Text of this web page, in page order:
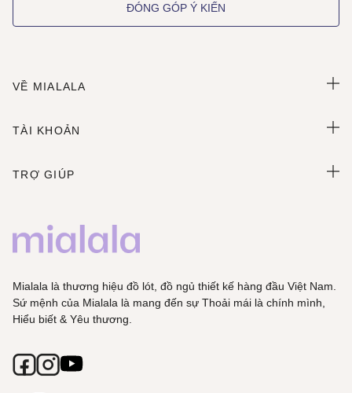
ĐÓNG GÓP Ý KIẾN
VỀ MIALALA
TÀI KHOẢN
TRỢ GIÚP
Mialala là thương hiệu đồ lót, đồ ngủ thiết kế hàng đầu Việt Nam.
Sứ mệnh của Mialala là mang đến sự Thoải mái là chính mình,
Hiểu biết & Yêu thương.